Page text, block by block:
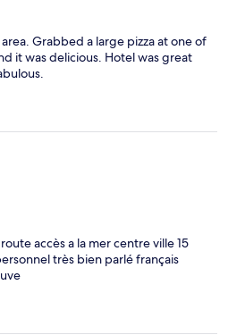
Grabbed a large pizza at one of
it was delicious. Hotel was great
accès a la mer centre ville 15
très bien parlé français